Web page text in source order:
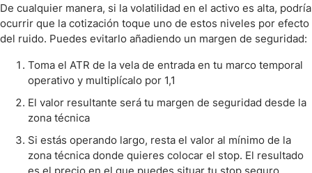
De cualquier manera, si la volatilidad en el activo es alta, podría
ocurrir que la cotización toque uno de estos niveles por efecto
del ruido. Puedes evitarlo añadiendo un margen de seguridad:
Toma el ATR de la vela de entrada en tu marco temporal
operativo y multiplícalo por 1,1
El valor resultante será tu margen de seguridad desde la
zona técnica
Si estás operando largo, resta el valor al mínimo de la
zona técnica donde quieres colocar el stop. El resultado